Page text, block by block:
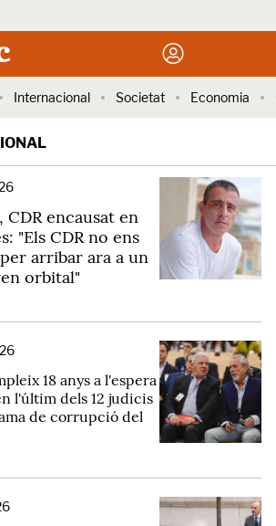
Internacional Societat Economia
encausat en
"Els CDR no ens
arribar ara a un
orbital"
18 anys a l'espera
l'últim dels 12 judicis
de corrupció del